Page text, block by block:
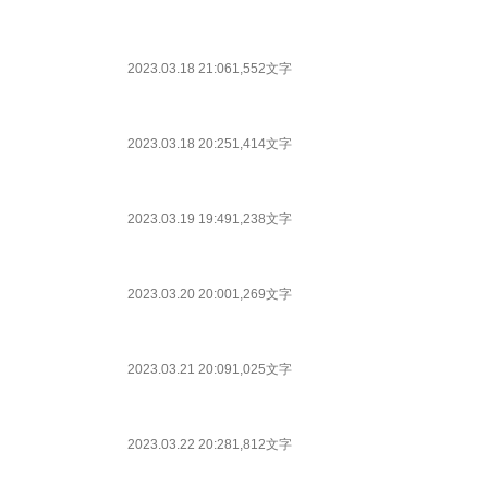
2023.03.18 21:061,552文字
2023.03.18 20:251,414文字
2023.03.19 19:491,238文字
2023.03.20 20:001,269文字
2023.03.21 20:091,025文字
2023.03.22 20:281,812文字